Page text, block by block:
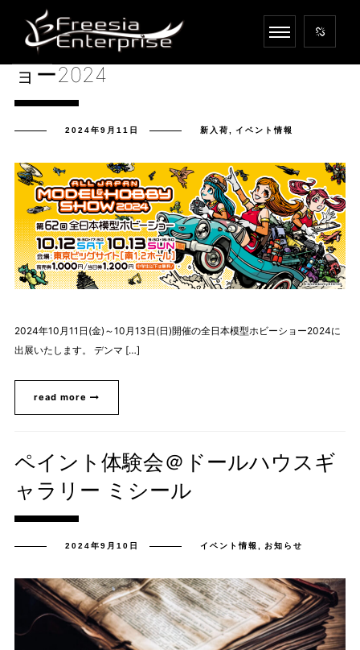
【出展情報】全日本模型ホビーシ
ョー2024
2024年9月11日 新入荷 イベント情報
2024年10月11日(金)～10月13日(日)開催の全日本模型ホビーショー2024に
出展いたします。 デンマ […]
read more
ペイント体験会＠ドールハウスギ
ャラリー ミシール
2024年9月10日 イベント情報 お知らせ